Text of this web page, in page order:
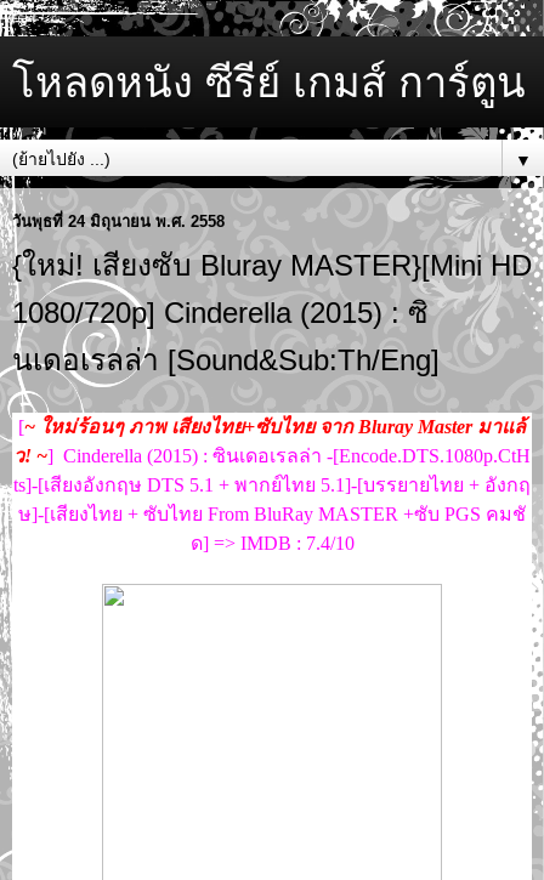
โหลดหนัง ซีรีย์ เกมส์ การ์ตูน
▼
วันพุธที่ 24 มิถุนายน พ.ศ. 2558
{ใหม่! เสียงซับ Bluray MASTER}[Mini HD
1080/720p] Cinderella (2015) : ซิ
นเดอเรลล่า [Sound&Sub:Th/Eng]
[~ ใหม่ร้อนๆ ภาพ เสียงไทย+ซับไทย จาก Bluray Master มาแล้
ว! ~] Cinderella (2015) : ซินเดอเรลล่า -[Encode.DTS.1080p.CtH
ts]-[เสียงอังกฤษ DTS 5.1 + พากย์ไทย 5.1]-[บรรยายไทย + อังกฤ
ษ]-[เสียงไทย + ซับไทย From BluRay MASTER +ซับ PGS คมชั
ด] => IMDB : 7.4/10